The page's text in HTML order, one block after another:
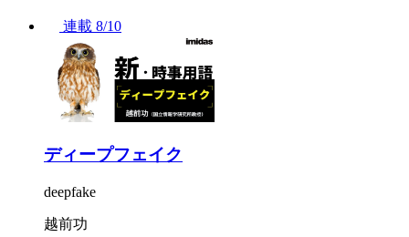
連載 8/10
ディープフェイク
deepfake
越前功